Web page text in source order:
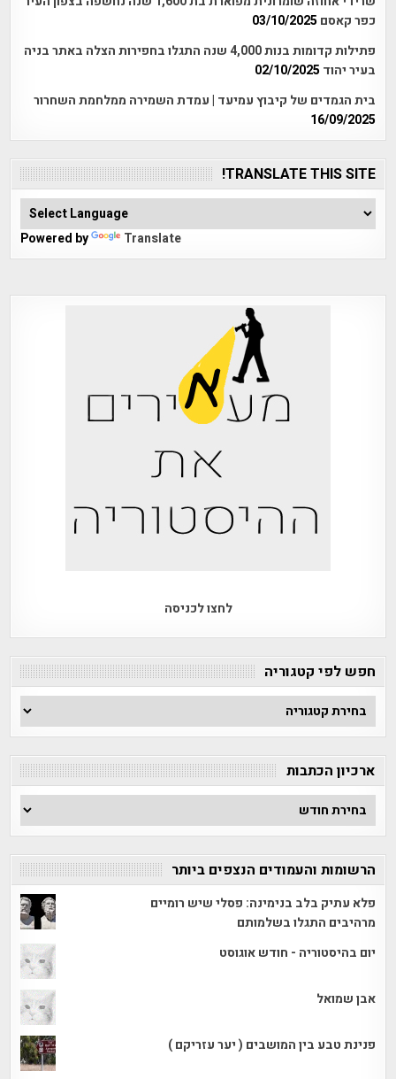
כפר קאסם 03/10/2025
פתילות קדומות בנות 4,000 שנה התגלו בחפירות הצלה באתר בניה
בעיר יהוד 02/10/2025
בית הגמדים של קיבוץ עמיעד | עמדת השמירה ממלחמת השחרור
16/09/2025
TRANSLATE THIS SITE!
Powered by Translate
לחצו לכניסה
חפש לפי קטגוריה
חפש
לפי
ארכיון הכתבות
ארכיון
הכתבות
הרשומות והעמודים הנצפים ביותר
פלא עתיק בלב בנימינה: פסלי שיש רומיים
מרהיבים התגלו בשלמותם
יום בהיסטוריה - חודש אוגוסט
אבן שמואל
פנינת טבע בין המושבים ( יער עזריקם )